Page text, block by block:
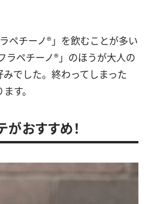
ペチーノ®」を飲むことが多い
ラペチーノ®」のほうが大人の
でした。終わってしまった
す。
おすすめ！